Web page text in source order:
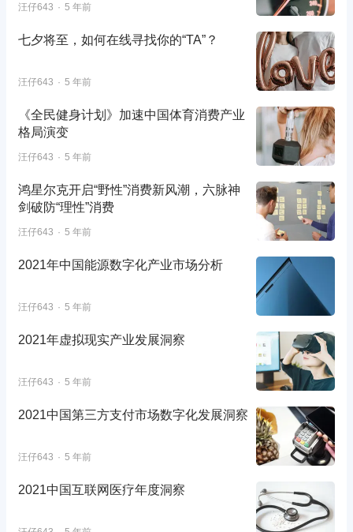
汪仔643 5 年前
七夕将至，如何在线寻找你的“TA”？
汪仔643 5 年前
《全民健身计划》加速中国体育消费产业
格局演变
汪仔643 5 年前
鸿星尔克开启“野性”消费新风潮，六脉神
剑破防“理性”消费
汪仔643 5 年前
2021年中国能源数字化产业市场分析
汪仔643 5 年前
2021年虚拟现实产业发展洞察
汪仔643 5 年前
2021中国第三方支付市场数字化发展洞察
汪仔643 5 年前
2021中国互联网医疗年度洞察